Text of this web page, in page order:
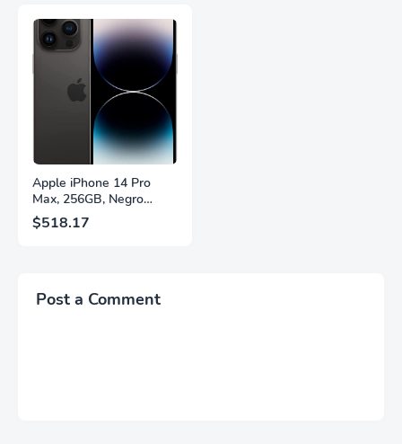
Panel IPS, AMD
FreeSync™ Premium,
Ecualizador Negro,
Cambio Automático de
Fuente,
LS27FG532ENXZA
Apple iPhone 14 Pro
Max, 256GB, Negro
Espacial - Desbloqueado
(Renovado)
$518.17
Post a Comment